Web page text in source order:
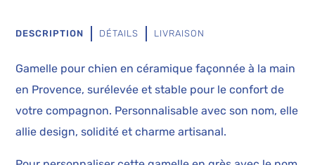
DESCRIPTION DÉTAILS LIVRAISON
Gamelle pour chien en céramique façonnée à la main
en Provence, surélevée et stable pour le confort de
votre compagnon. Personnalisable avec son nom, elle
allie design, solidité et charme artisanal.